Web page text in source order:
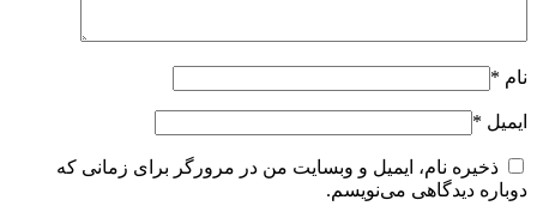
نام *
ایمیل *
ذخیره نام، ایمیل و وبسایت من در مرورگر برای زمانی که
دوباره دیدگاهی می‌نویسم.